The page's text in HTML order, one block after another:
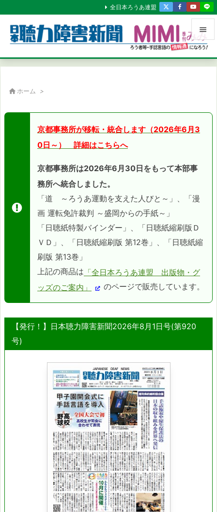


メニュ

次へ
全日本ろうあ連盟
 ホーム >
京都事務所が移転・統合します（2026年6月3
0日～） 詳細はこちらへ
京都事務所は2026年6月30日をもって本部事
務所へ統合しました。
「道 ～ろうあ運動を支えた人びと～」、「漫
画 運転免許裁判 ～盛岡からの手紙～」
「日聴紙特製バインダー」、「日聴紙縮刷版Ｄ
ＶＤ」、「日聴紙縮刷版 第12巻」、「日聴紙縮
刷版 第13巻」
上記の商品は 「全日本ろうあ連盟 出版物・グ
ッズのご案内」
のページで販売しています。
【発行！】日本聴力障害新聞2026年8月1日号(第920
号)